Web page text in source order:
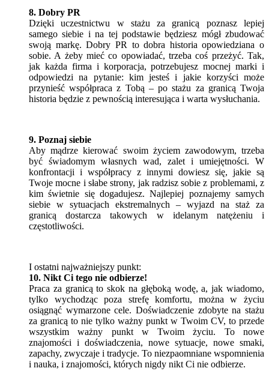
8. Dobry PR
Dzięki uczestnictwu w stażu za granicą poznasz lepiej
samego siebie i na tej podstawie będziesz mógł zbudować
swoją markę. Dobry PR to dobra historia opowiedziana o
sobie. A żeby mieć co opowiadać, trzeba coś przeżyć. Tak,
jak każda firma i korporacja, potrzebujesz mocnej marki i
odpowiedzi na pytanie: kim jesteś i jakie korzyści może
przynieść współpraca z Tobą – po stażu za granicą Twoja
historia będzie z pewnością interesująca i warta wysłuchania.
9. Poznaj siebie
Aby mądrze kierować swoim życiem zawodowym, trzeba
być świadomym własnych wad, zalet i umiejętności. W
konfrontacji i współpracy z innymi dowiesz się, jakie są
Twoje mocne i słabe strony, jak radzisz sobie z problemami, z
kim świetnie się dogadujesz. Najlepiej poznajemy samych
siebie w sytuacjach ekstremalnych – wyjazd na staż za
granicą dostarcza takowych w idelanym natężeniu i
częstotliwości.
I ostatni najważniejszy punkt:
10. Nikt Ci tego nie odbierze!
Praca za granicą to skok na głęboką wodę, a, jak wiadomo,
tylko wychodząc poza strefę komfortu, można w życiu
osiągnąć wymarzone cele. Doświadczenie zdobyte na stażu
za granicą to nie tylko ważny punkt w Twoim CV, to przede
wszystkim ważny punkt w Twoim życiu. To nowe
znajomości i doświadczenia, nowe sytuacje, nowe smaki,
zapachy, zwyczaje i tradycje. To niezpaomniane wspomnienia
i nauka, i znajomości, których nigdy nikt Ci nie odbierze.